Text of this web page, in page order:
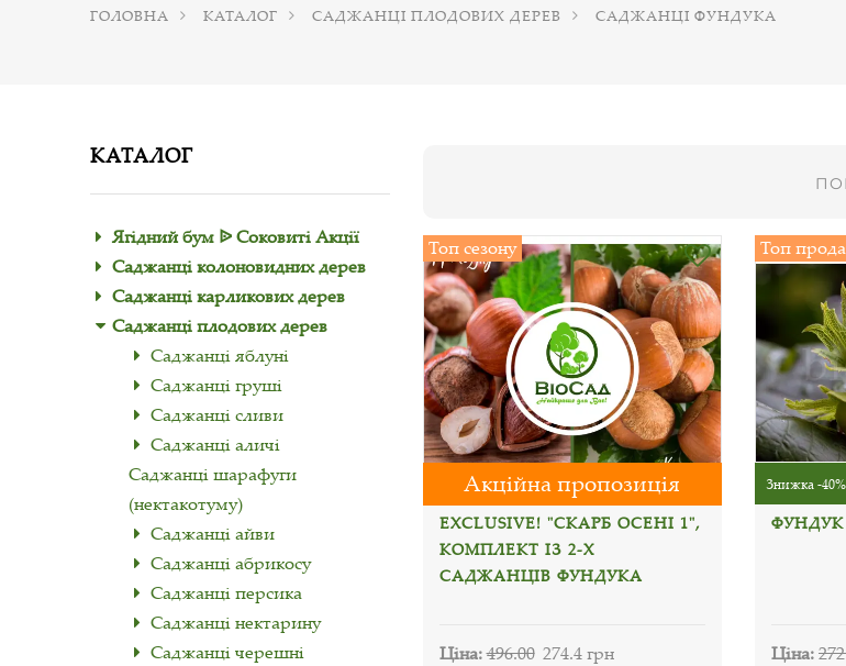
ГОЛОВНА КАТАЛОГ САДЖАНЦІ ПЛОДОВИХ ДЕРЕВ САДЖАНЦІ ФУНДУКА
КАТАЛОГ
Ягідний бум ᐉ Соковиті Акції
Саджанці колоновидних дерев
Саджанці карликових дерев
Саджанці плодових дерев
Саджанці яблуні
Саджанці груші
Саджанці сливи
Саджанці аличі
Саджанці шарафуги
(нектакотуму)
Саджанці айви
Саджанці абрикосу
Саджанці персика
Саджанці нектарину
Саджанці черешні
Топ сезону
Акційна пропозиція
EXCLUSIVE! "СКАРБ ОСЕНІ 1",
КОМПЛЕКТ ІЗ 2-Х
САДЖАНЦІВ ФУНДУКА
Ціна:496.00 274.4 грн
Топ
Знижка -40%
ФУНДУК
Ціна: